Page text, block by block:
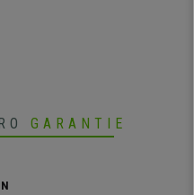
GARANTIE